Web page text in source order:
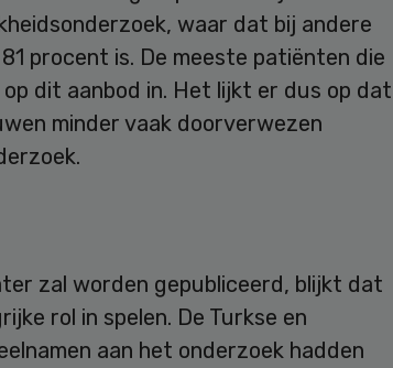
waar dat bij andere
procent is. De meeste patiënten die
dit aanbod in. Het lijkt er dus op dat
minder vaak doorverwezen
zal worden gepubliceerd, blijkt dat
rol in spelen. De Turkse en
aan het onderzoek hadden